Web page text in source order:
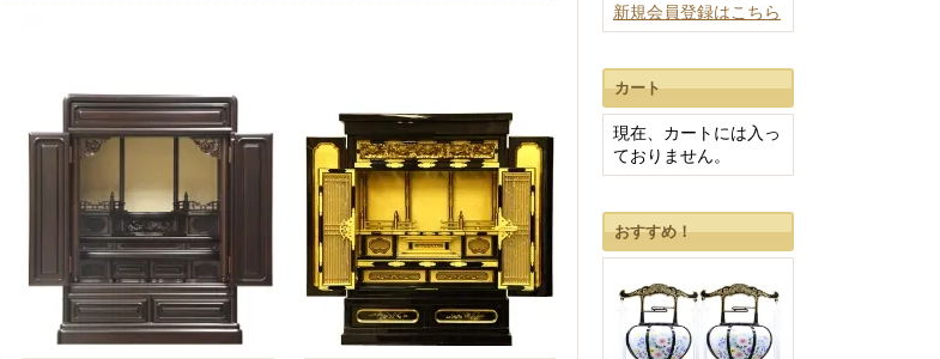
新規会員登録はこちら
カート
現在、カートには入っ
ておりません。
おすすめ！